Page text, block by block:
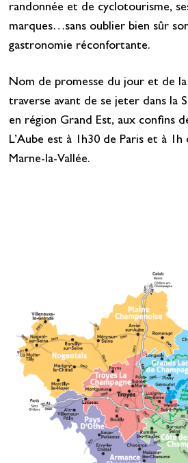
randonnée et de cyclotourisme,
marques…sans oublier bien sûr
gastronomie réconfortante.
Nom de promesse du jour et de
traverse avant de se jeter dans la
en région Grand Est, aux confins
L’Aube est à 1h30 de Paris et à 1h
Marne-la-Vallée.